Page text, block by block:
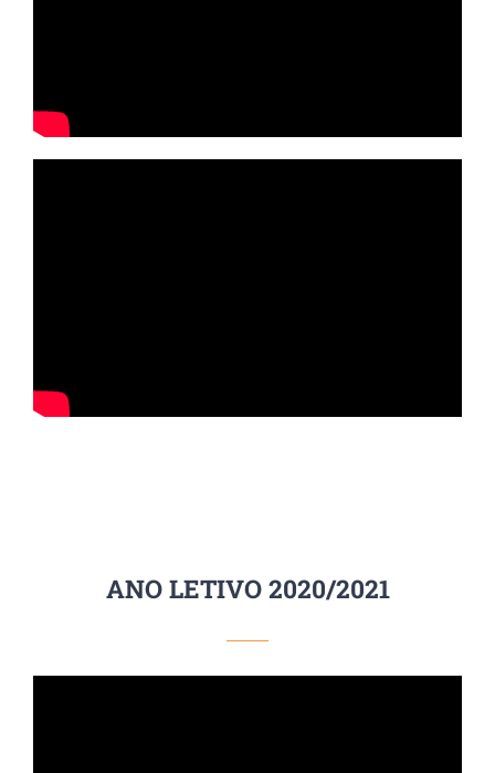
ANO LETIVO 2020/2021